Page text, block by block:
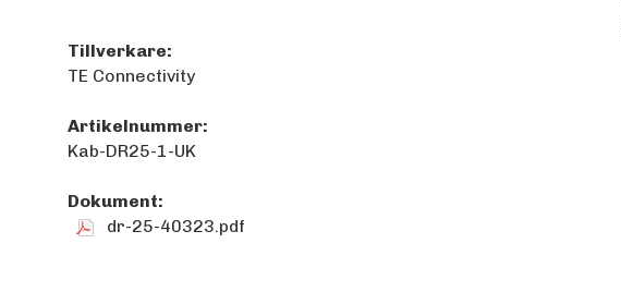
Tillverkare:
TE Connectivity
Artikelnummer:
Kab-DR25-1-UK
Dokument:
dr-25-40323.pdf